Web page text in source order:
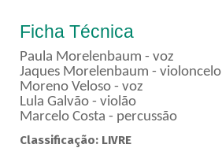
Ficha Técnica
Paula Morelenbaum - voz
Jaques Morelenbaum - violoncelo
Moreno Veloso - voz
Lula Galvão - violão
Marcelo Costa - percussão
Classificação: LIVRE